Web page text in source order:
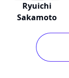
Ryuichi
Sakamoto